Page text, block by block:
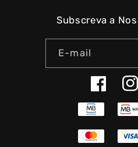
Subscreva a
E-mail
Facebook